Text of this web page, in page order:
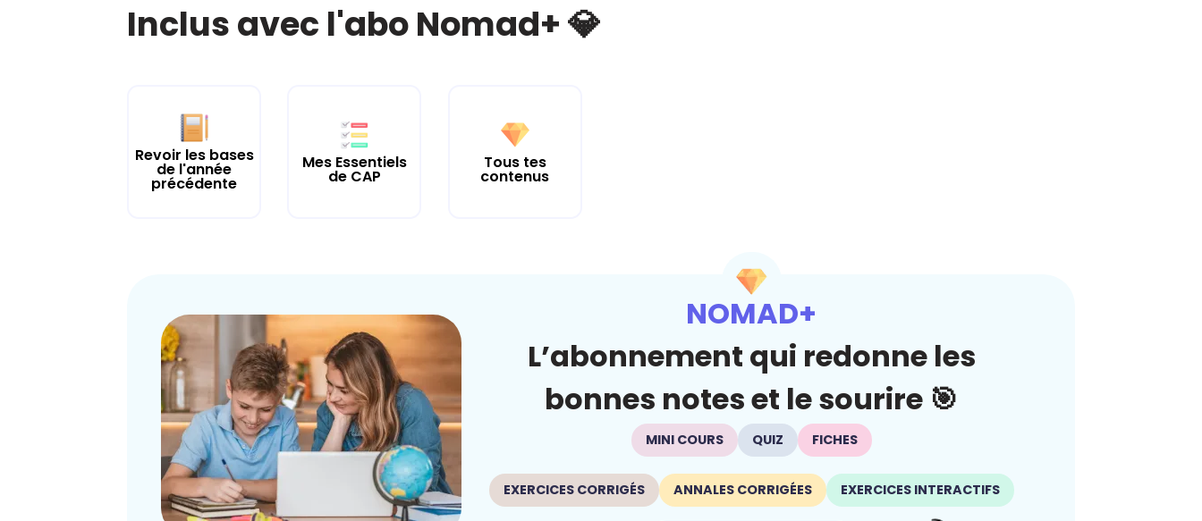
Inclus avec l'abo Nomad+ 💎
Revoir les bases
de l'année
précédente
Mes Essentiels
de CAP
Tous tes
contenus
NOMAD+
L’abonnement qui redonne les
bonnes notes et le sourire 🎯
MINI COURS QUIZ FICHES
EXERCICES CORRIGÉS ANNALES CORRIGÉES EXERCICES INTERACTIFS